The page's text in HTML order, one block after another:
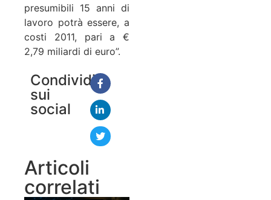
presumibili 15 anni di
lavoro potrà essere, a
costi 2011, pari a €
2,79 miliardi di euro”.
Condividi
sui
social
Articoli
correlati